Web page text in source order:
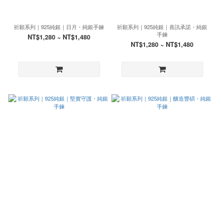
祈願系列｜925純銀｜日月・純銀手鍊
NT$1,280 ~ NT$1,480
祈願系列｜925純銀｜喜訊承諾・純銀
手鍊
NT$1,280 ~ NT$1,480